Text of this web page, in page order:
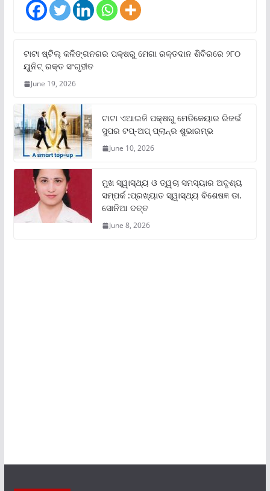
ଟାଟା ଷ୍ଟିଲ୍‌ କଳିଙ୍ଗନଗର ପକ୍ଷରୁ ମେଗା ରକ୍ତଦାନ ଶିବିରରେ ୨୮୦
ୟୁନିଟ୍‌ ରକ୍ତ ସଂଗୃହୀତ
June 19, 2026
ଟାଟା ଏଆଇଜି ପକ୍ଷରୁ ମେଡିକେୟାର ରିଜର୍ଭ
ସୁପର ଟପ୍‌-ଅପ୍ ପ୍ଲାନ୍‌ର ଶୁଭାରମ୍ଭ
June 10, 2026
ମୁଖ ସ୍ୱାସ୍ଥ୍ୟ ଓ ତ୍ୱଚା ସମସ୍ୟାର ଅଦୃଶ୍ୟ
ସମ୍ପର୍କ :ପ୍ରଖ୍ୟାତ ସ୍ୱାସ୍ଥ୍ୟ ବିଶେଷଜ୍ଞ ଡା.
ସୋନିଆ ଦତ୍ତ
June 8, 2026